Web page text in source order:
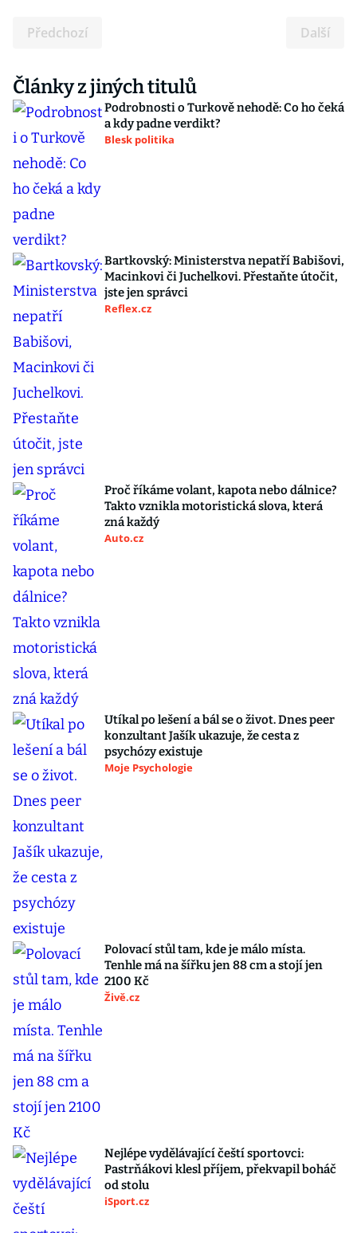
Předchozí Další
Články z jiných titulů
Podrobnosti o Turkově nehodě: Co ho čeká
a kdy padne verdikt?
Blesk politika
Bartkovský: Ministerstva nepatří Babišovi,
Macinkovi či Juchelkovi. Přestaňte útočit,
jste jen správci
Reflex.cz
Proč říkáme volant, kapota nebo dálnice?
Takto vznikla motoristická slova, která
zná každý
Auto.cz
Utíkal po lešení a bál se o život. Dnes peer
konzultant Jašík ukazuje, že cesta z
psychózy existuje
Moje Psychologie
Polovací stůl tam, kde je málo místa.
Tenhle má na šířku jen 88 cm a stojí jen
2100 Kč
Živě.cz
Nejlépe vydělávající čeští sportovci:
Pastrňákovi klesl příjem, překvapil boháč
od stolu
iSport.cz